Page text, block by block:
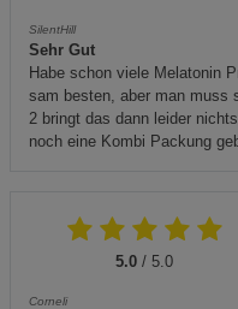
SilentHill
Sehr Gut
Habe schon viele Melatonin
sam besten, aber man muss
2 bringt das dann leider
noch eine Kombi Packung
5.0 / 5.0
Corneli